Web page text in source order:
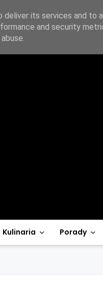
PODAJ DALEJ
Kulinaria Porady
its services and to
and security